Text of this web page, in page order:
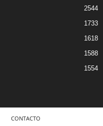
2544
1733
1618
1588
1554
CONTACTO